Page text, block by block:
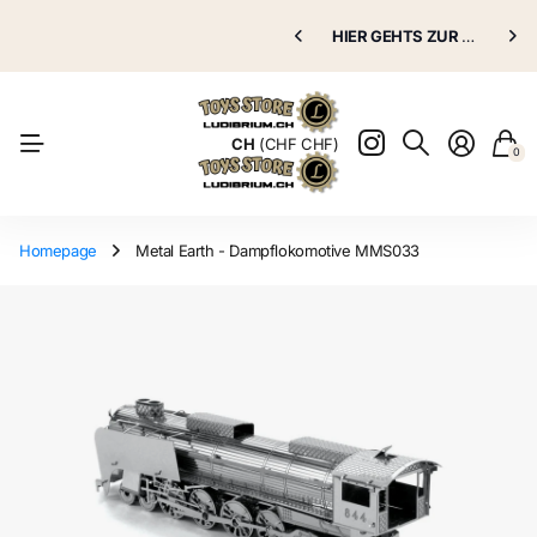
Puppenklinik HIER GEHTS ZUR
CH (CHF CHF) 0
Homepage Metal Earth - Dampflokomotive MMS033